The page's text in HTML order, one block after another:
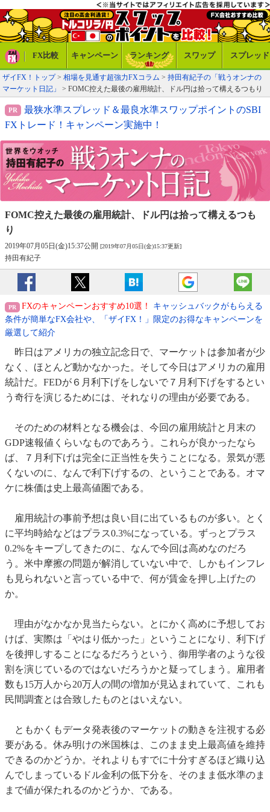
FX比較 キャンペーン ランキング スワップ スプレッド
ザイFX！トップ> 相場を見通す超強力FXコラム > 持田有紀子の「戦うオンナの
マーケット日記」
> FOMC控えた最後の雇用統計、ドル円は拾って構えるつもり
最狭水準スプレッド＆最良水準スワップポイントのSBI
FXトレード！キャンペーン実施中！
FOMC控えた最後の雇用統計、
ドル円は拾って構えるつも
り
2019年07月05日(金)15:37公開 [2019年07月05日(金)15:37更新]
持田有紀子
FXのキャンペーンおすすめ10選！
キャッシュバックがもらえる
条件が簡単なFX会社や、「ザイFX！」限定のお得なキャンペーンを
厳選して紹介
昨日はアメリカの独立記念日で、マーケットは参加者が少
なく、ほとんど動かなかった。そして今日はアメリカの雇用
統計だ。FEDが６月利下げをしないで７月利下げをするとい
う奇行を演じるためには、それなりの理由が必要である。
そのための材料となる機会は、今回の雇用統計と月末の
GDP速報値くらいなものであろう。これらが良かったなら
ば、７月利下げは完全に正当性を失うことになる。景気が悪
くないのに、なんで利下げするの、ということである。オマ
ケに株価は史上最高値圏である。
雇用統計の事前予想は良い目に出ているものが多い。とく
に平均時給などはプラス0.3%になっている。ずっとプラス
0.2%をキープしてきたのに、なんで今回は高めなのだろ
う。米中摩擦の問題が解消していない中で、しかもインフレ
も見られないと言っている中で、何が賃金を押し上げたの
か。
理由がなかなか見当たらない。とにかく高めに予想してお
けば、実際は「やはり低かった」ということになり、利下げ
を後押しすることになるだろうという、御用学者のような役
割を演じているのではないだろうかと疑ってしまう。雇用者
数も15万人から20万人の間の増加が見込まれていて、これも
民間調査とは合致したものとはいえない。
ともかくもデータ発表後のマーケットの動きを注視する必
要がある。休み明けの米国株は、このまま史上最高値を維持
できるのかどうか。それよりもすでに十分すぎるほど織り込
んでしまっているドル金利の低下分を、そのまま低水準のま
まで値が保たれるのかどうか、である。